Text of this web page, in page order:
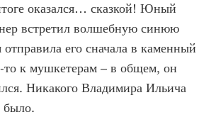
оказался… сказкой! Юный
встретил волшебную синюю
отправила его сначала в каменный
то к мушкетерам – в общем, он
Никакого Владимира Ильича
было.